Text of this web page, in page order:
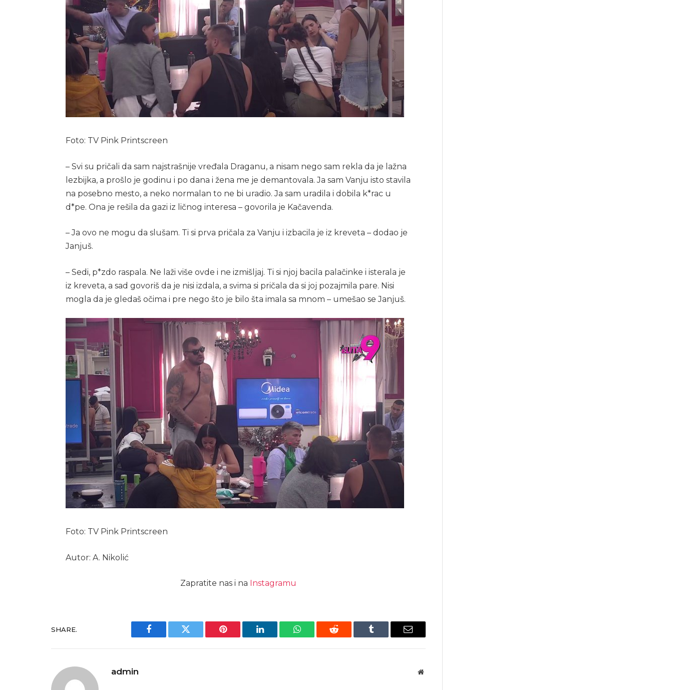
Foto: TV Pink Printscreen
– Svi su pričali da sam najstrašnije vređala Draganu, a nisam nego sam rekla da je lažna
lezbijka, a prošlo je godinu i po dana i žena me je demantovala. Ja sam Vanju isto stavila
na posebno mesto, a neko normalan to ne bi uradio. Ja sam uradila i dobila k*rac u
d*pe. Ona je rešila da gazi iz ličnog interesa – govorila je Kačavenda.
– Ja ovo ne mogu da slušam. Ti si prva pričala za Vanju i izbacila je iz kreveta – dodao je
Janjuš.
– Sedi, p*zdo raspala. Ne laži više ovde i ne izmišljaj. Ti si njoj bacila palačinke i isterala je
iz kreveta, a sad govoriš da je nisi izdala, a svima si pričala da si joj pozajmila pare. Nisi
mogla da je gledaš očima i pre nego što je bilo šta imala sa mnom – umešao se Janjuš.
Foto: TV Pink Printscreen
Autor: A. Nikolić
Zapratite nas i na Instagramu
SHARE.
Facebook Twitter Pinterest LinkedIn WhatsAppReddit Tumblr Email
admin Website